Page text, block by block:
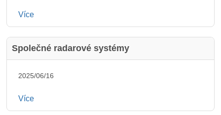
Více
Společné radarové systémy
2025/06/16
Více